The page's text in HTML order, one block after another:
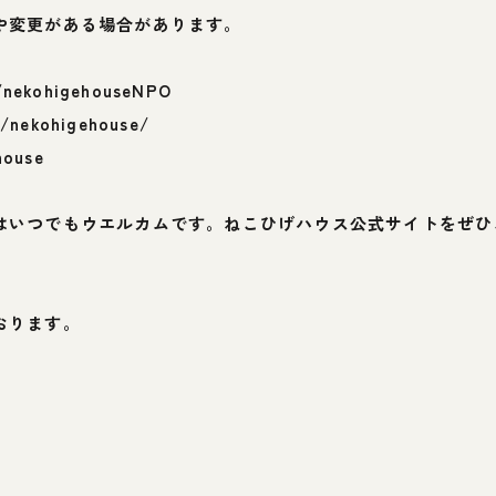
更がある場合があります。
つでもウエルカムです。ねこひげハウス公式サイトをぜ
ます。